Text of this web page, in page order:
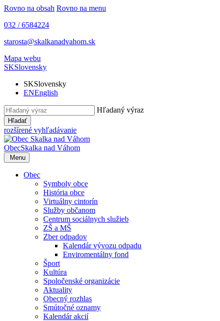
Rovno na obsah Rovno na menu
032 / 6584224
starosta@skalkanadvahom.sk
Mapa webu
SKSlovensky
SKSlovensky
ENEnglish
Hľadaný výraz
Hľadať
rozšírené vyhľadávanie
ObecSkalka nad Váhom
Menu
Obec
Symboly obce
História obce
Virtuálny cintorín
Služby občanom
Centrum sociálnych služieb
ZŠ a MŠ
Zber odpadov
Kalendár vývozu odpadu
Enviromentálny fond
Šport
Kultúra
Spoločenské organizácie
Aktuality
Obecný rozhlas
Smútočné oznamy
Kalendár akcií